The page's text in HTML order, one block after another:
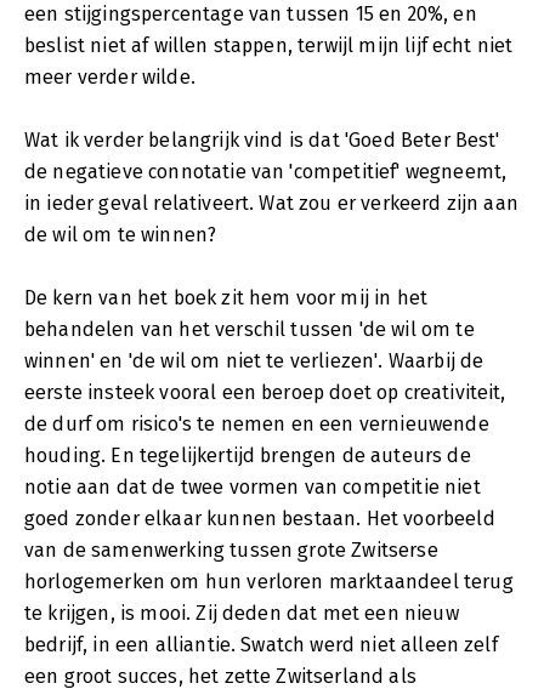
een stijgingspercentage van tussen 15 en 20%, en
beslist niet af willen stappen, terwijl mijn lijf echt niet
meer verder wilde.
Wat ik verder belangrijk vind is dat 'Goed Beter Best'
de negatieve connotatie van 'competitief' wegneemt,
in ieder geval relativeert. Wat zou er verkeerd zijn aan
de wil om te winnen?
De kern van het boek zit hem voor mij in het
behandelen van het verschil tussen 'de wil om te
winnen' en 'de wil om niet te verliezen'. Waarbij de
eerste insteek vooral een beroep doet op creativiteit,
de durf om risico's te nemen en een vernieuwende
houding. En tegelijkertijd brengen de auteurs de
notie aan dat de twee vormen van competitie niet
goed zonder elkaar kunnen bestaan. Het voorbeeld
van de samenwerking tussen grote Zwitserse
horlogemerken om hun verloren marktaandeel terug
te krijgen, is mooi. Zij deden dat met een nieuw
bedrijf, in een alliantie. Swatch werd niet alleen zelf
een groot succes, het zette Zwitserland als